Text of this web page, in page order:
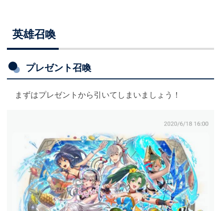
英雄召喚
プレゼント召喚
まずはプレゼントから引いてしまいましょう！